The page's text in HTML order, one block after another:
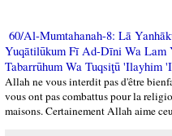
60/Al-Mumtahanah-8: Lā
Yuqātilūkum Fī Ad-Dīni Wa
Tabarrūhum Wa Tuqsiţū 'Ilayhim
Allah ne vous interdit pas d'être
vous ont pas combattus pour la
maisons. Certainement Allah aime